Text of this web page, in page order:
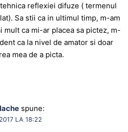
reflexiei difuze ( termenul
Sa stii ca in ultimul timp, m-am
mult ca mi-ar placea sa pictez, m-
ca la nivel de amator si doar
mea de a picta.
spune:
LA 18:22